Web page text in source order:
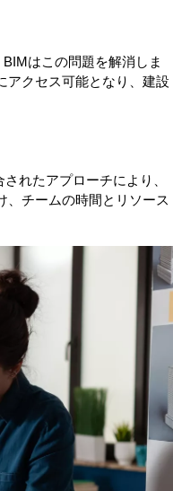
はこの問題を解消しま
アクセス可能となり、建設
れたアプローチにより、
、チームの時間とリソース